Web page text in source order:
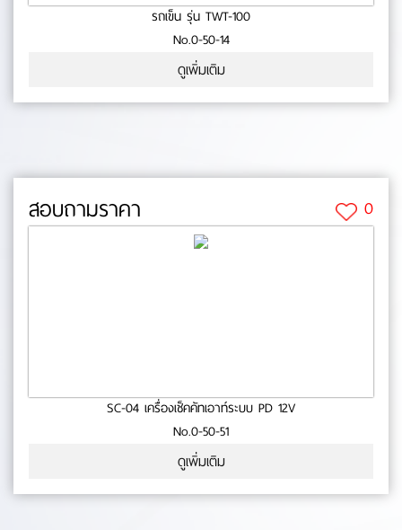
รถเข็น รุ่น TWT-100
No.0-50-14
ดูเพิ่มเติม
สอบถามราคา 0
SC-04 เครื่องเช็คคัทเอาท์ระบบ PD 12V
No.0-50-51
ดูเพิ่มเติม